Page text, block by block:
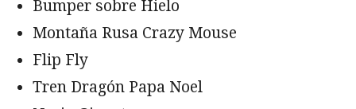
Bumper sobre Hielo
Montaña Rusa Crazy Mouse
Flip Fly
Tren Dragón Papa Noel